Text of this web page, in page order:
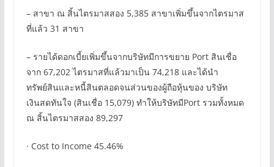
– สาขา ณ สิ้นไตรมาสสอง 5,385 สาขาเพิ่มขึ้นจากไตรมาส
ที่แล้ว 31 สาขา
– รายได้ดอกเบี้ยเพิ่มขึ้นจากบริษัทมีการขยาย Port สินเชื่อ
จาก 67,202 ไตรมาสที่แล้วมาเป็น 74,218 และได้นำ
ทรัพย์สินและหนี้สินตลอดจนส่วนของผู้ถือหุ้นของ บริษัท
เงินสดทันใจ (สินเชื่อ 15,079) ทำให้บริษัทมีPort รวมทั้งหมด
ณ สิ้นไตรมาสสอง 89,297
· Cost to Income 45.46%